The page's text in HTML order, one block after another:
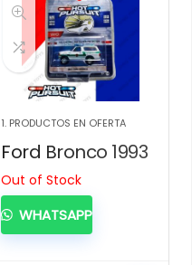
1. PRODUCTOS EN OFERTA
Ford Bronco 1993
Out of Stock
WHATSAPP